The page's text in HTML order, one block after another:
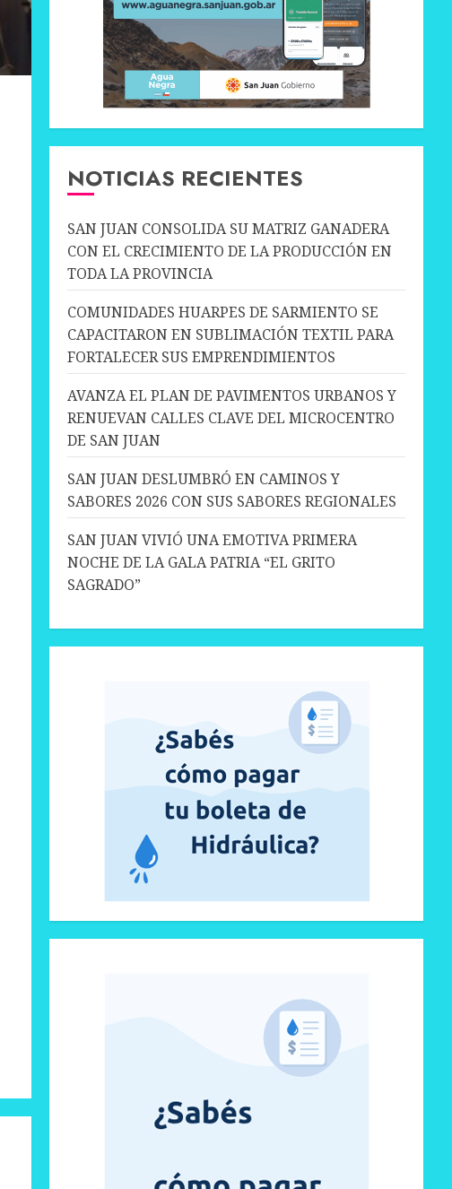
NOTICIAS RECIENTES
SAN JUAN CONSOLIDA SU MATRIZ GANADERA
CON EL CRECIMIENTO DE LA PRODUCCIÓN EN
TODA LA PROVINCIA
COMUNIDADES HUARPES DE SARMIENTO SE
CAPACITARON EN SUBLIMACIÓN TEXTIL PARA
FORTALECER SUS EMPRENDIMIENTOS
AVANZA EL PLAN DE PAVIMENTOS URBANOS Y
RENUEVAN CALLES CLAVE DEL MICROCENTRO
DE SAN JUAN
SAN JUAN DESLUMBRÓ EN CAMINOS Y
SABORES 2026 CON SUS SABORES REGIONALES
SAN JUAN VIVIÓ UNA EMOTIVA PRIMERA
NOCHE DE LA GALA PATRIA “EL GRITO
SAGRADO”